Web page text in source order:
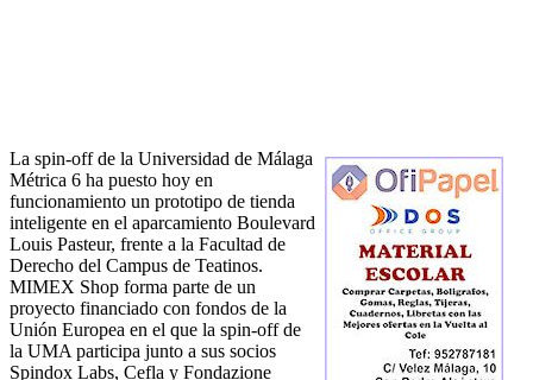
La spin-off de la Universidad de Málaga
Métrica 6 ha puesto hoy en
funcionamiento un prototipo de tienda
inteligente en el aparcamiento Boulevard
Louis Pasteur, frente a la Facultad de
Derecho del Campus de Teatinos.
MIMEX Shop forma parte de un
proyecto financiado con fondos de la
Unión Europea en el que la spin-off de
la UMA participa junto a sus socios
Spindox Labs, Cefla y Fondazione